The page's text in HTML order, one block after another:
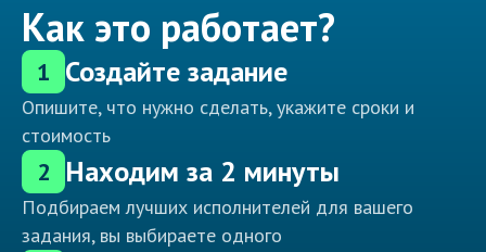
Как это работает?
1 Создайте задание
Опишите, что нужно сделать, укажите сроки и
стоимость
2 Находим за 2 минуты
Подбираем лучших исполнителей для вашего
задания, вы выбираете одного